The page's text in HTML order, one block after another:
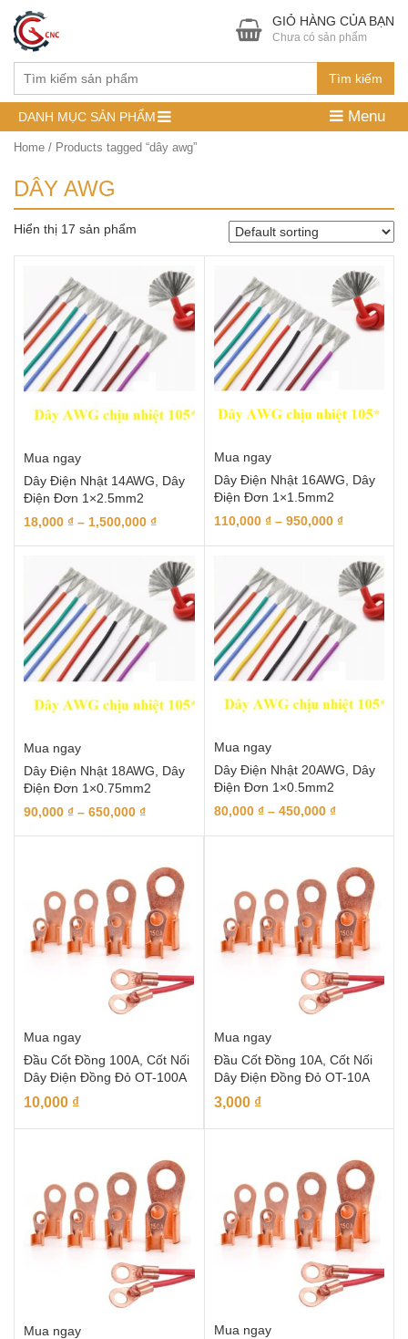
Tìm kiếm
GIỎ HÀNG CỦA BẠN
Chưa có sản phẩm
DANH MỤC SẢN PHẨM Menu
Home / Products tagged “dây awg”
DÂY AWG
Hiển thị 17 sản phẩm
Mua ngay
Dây Điện Nhật 14AWG, Dây
Điện Đơn 1×2.5mm2
18,000 ₫ – 1,500,000 ₫
Mua ngay
Dây Điện Nhật 16AWG, Dây
Điện Đơn 1×1.5mm2
110,000 ₫ – 950,000 ₫
Mua ngay
Dây Điện Nhật 18AWG, Dây
Điện Đơn 1×0.75mm2
90,000 ₫ – 650,000 ₫
Mua ngay
Dây Điện Nhật 20AWG, Dây
Điện Đơn 1×0.5mm2
80,000 ₫ – 450,000 ₫
Mua ngay
Đầu Cốt Đồng 100A, Cốt Nối
Dây Điện Đồng Đỏ OT-100A
10,000 ₫
Mua ngay
Đầu Cốt Đồng 10A, Cốt Nối
Dây Điện Đồng Đỏ OT-10A
3,000 ₫
Mua ngay
Mua ngay